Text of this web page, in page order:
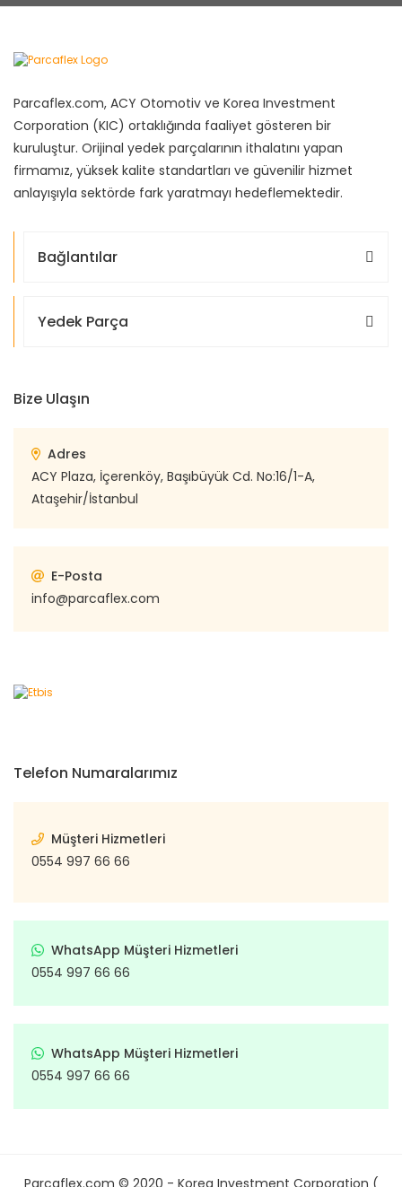
Parcaflex.com, ACY Otomotiv ve Korea Investment
Corporation (KIC) ortaklığında faaliyet gösteren bir
kuruluştur. Orijinal yedek parçalarının ithalatını yapan
firmamız, yüksek kalite standartları ve güvenilir hizmet
anlayışıyla sektörde fark yaratmayı hedeflemektedir.
Bağlantılar
Yedek Parça
Bize Ulaşın
Adres
ACY Plaza, İçerenköy, Başıbüyük Cd. No:16/1-A,
Ataşehir/İstanbul
E-Posta
info@parcaflex.com
Telefon Numaralarımız
Müşteri Hizmetleri
0554 997 66 66
WhatsApp Müşteri Hizmetleri
0554 997 66 66
WhatsApp Müşteri Hizmetleri
0554 997 66 66
Parcaflex.com © 2020 - Korea Investment Corporation (